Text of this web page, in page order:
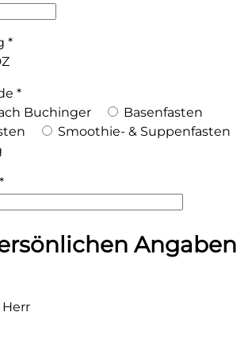
*
*
Buchinger
Basenfasten
Smoothie- & Suppenfasten
*
Angaben
Herr